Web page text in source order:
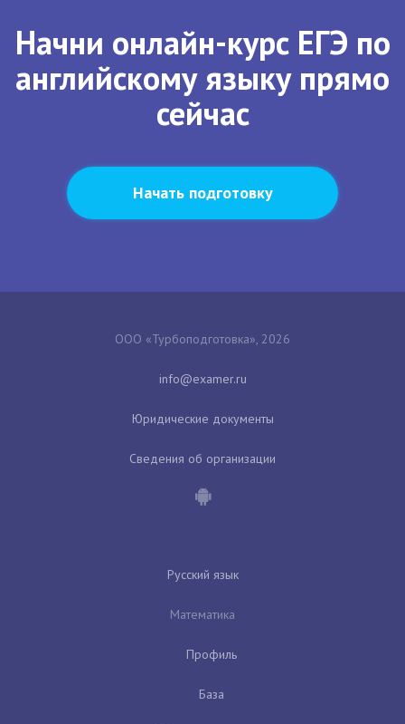
Начни онлайн-курс ЕГЭ по
английскому языку прямо
сейчас
Начать подготовку
ООО «Турбоподготовка», 2026
Юридические документы
Сведения об организации
Русский язык
Математика
Профиль
База